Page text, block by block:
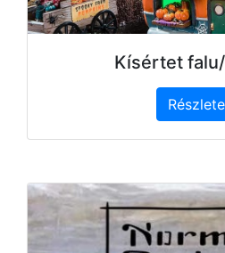
Kísértet